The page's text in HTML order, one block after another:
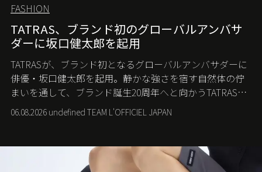
FASHION
TATRAS、ブランド初のグローバルアンバサ
ダーに坂口健太郎を起用
TATRASが、ブランド初となるグローバルアンバサダーに
俳優・坂口健太郎を起用。静かな強さを宿す自然体の佇
まいを通して、ブランド誕生20周年へと向かうTATRASの
新たなストーリーを発信する。
06.08.2026 undefined TEAM L'OFFICIEL JAPAN